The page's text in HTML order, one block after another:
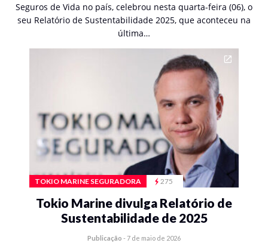
Seguros de Vida no país, celebrou nesta quarta-feira (06), o
seu Relatório de Sustentabilidade 2025, que aconteceu na
última…
TOKIO MARINE SEGURADORA 275
Tokio Marine divulga Relatório de
Sustentabilidade de 2025
Publicação - 7 de maio de 2026